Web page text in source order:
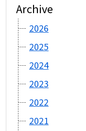
Archive
2026
2025
2024
2023
2022
2021